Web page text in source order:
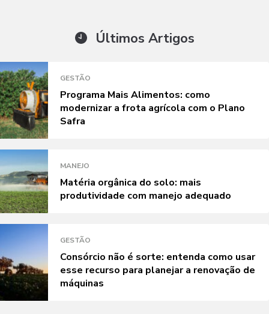
Últimos Artigos
GESTÃO
Programa Mais Alimentos: como
modernizar a frota agrícola com o Plano
Safra
MANEJO
Matéria orgânica do solo: mais
produtividade com manejo adequado
GESTÃO
Consórcio não é sorte: entenda como usar
esse recurso para planejar a renovação de
máquinas